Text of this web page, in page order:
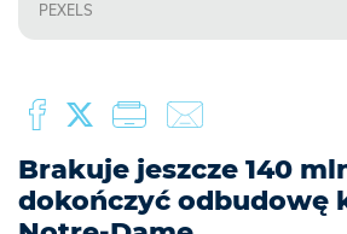
PEXELS
Brakuje jeszcze 140
dokończyć odbudowę